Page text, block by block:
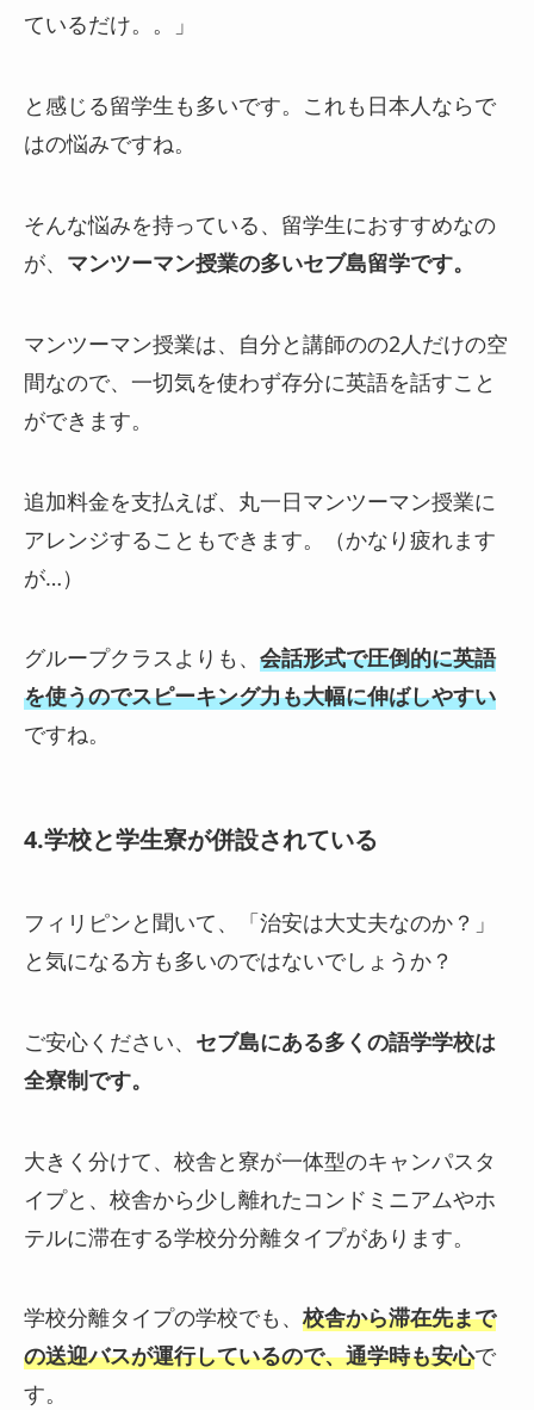
ているだけ。。」
と感じる留学生も多いです。これも日本人ならで
はの悩みですね。
そんな悩みを持っている、留学生におすすめなの
が、 マンツーマン授業の多いセブ島留学です。
マンツーマン授業は、自分と講師のの2人だけの空
間なので、一切気を使わず存分に英語を話すこと
ができます。
追加料金を支払えば、丸一日マンツーマン授業に
アレンジすることもできます。（かなり疲れます
が…）
グループクラスよりも、 会話形式で圧倒的に英語
を使うのでスピーキング力も大幅に伸ばしやすい
ですね。
4.学校と学生寮が併設されている
フィリピンと聞いて、「治安は大丈夫なのか？」
と気になる方も多いのではないでしょうか？
ご安心ください、 セブ島にある多くの語学学校は
全寮制です。
大きく分けて、校舎と寮が一体型のキャンパスタ
イプと、校舎から少し離れたコンドミニアムやホ
テルに滞在する学校分分離タイプがあります。
学校分離タイプの学校でも、 校舎から滞在先まで
の送迎バスが運行しているので、通学時も安心で
す。